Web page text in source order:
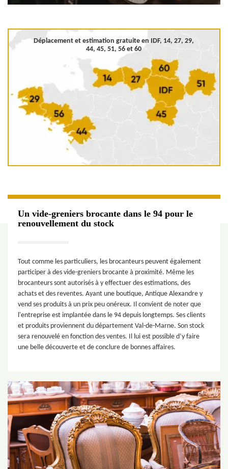
Déplacement et estimation gratuite en IDF, 14, 27, 29,
44, 45, 51, 56 et 60
Un vide-greniers brocante dans le 94 pour le
renouvellement du stock
Tout comme les particuliers, les brocanteurs peuvent également
participer à des vide-greniers brocante à proximité. Même les
brocanteurs sont autorisés à y effectuer des estimations, des
achats et des reventes. Ayant une boutique, Antique Alexandre y
vend ses produits à un prix peu onéreux. Il convient de noter que
l'entreprise est implantée dans le 94 depuis longtemps. Ses clients
et produits proviennent du département Val-de-Marne. Son stock
sera renouvelé en fonction des ventes. Il lui est possible d’y faire
une belle découverte et de conclure de bonnes affaires.